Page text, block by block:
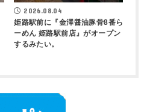
2026.08.04
姫路駅前に『金澤醤油豚骨8番ら
ーめん 姫路駅前店』がオープン
するみたい。